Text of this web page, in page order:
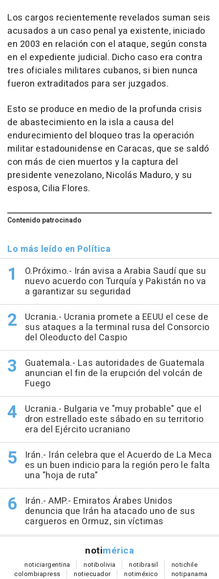
Los cargos recientemente revelados suman seis
acusados a un caso penal ya existente, iniciado
en 2003 en relación con el ataque, según consta
en el expediente judicial. Dicho caso era contra
tres oficiales militares cubanos, si bien nunca
fueron extraditados para ser juzgados.
Esto se produce en medio de la profunda crisis
de abastecimiento en la isla a causa del
endurecimiento del bloqueo tras la operación
militar estadounidense en Caracas, que se saldó
con más de cien muertos y la captura del
presidente venezolano, Nicolás Maduro, y su
esposa, Cilia Flores.
Contenido patrocinado
Lo más leído en Política
O.Próximo.- Irán avisa a Arabia Saudí que su
nuevo acuerdo con Turquía y Pakistán no va
a garantizar su seguridad
Ucrania.- Ucrania promete a EEUU el cese de
sus ataques a la terminal rusa del Consorcio
del Oleoducto del Caspio
Guatemala.- Las autoridades de Guatemala
anuncian el fin de la erupción del volcán de
Fuego
Ucrania.- Bulgaria ve "muy probable" que el
dron estrellado este sábado en su territorio
era del Ejército ucraniano
Irán.- Irán celebra que el Acuerdo de La Meca
es un buen indicio para la región pero le falta
una "hoja de ruta"
Irán.- AMP.- Emiratos Árabes Unidos
denuncia que Irán ha atacado uno de sus
cargueros en Ormuz, sin víctimas
notimérica
noticiargentina notibolivia notibrasil notichile
colombiapress notiecuador notiméxico notipanama